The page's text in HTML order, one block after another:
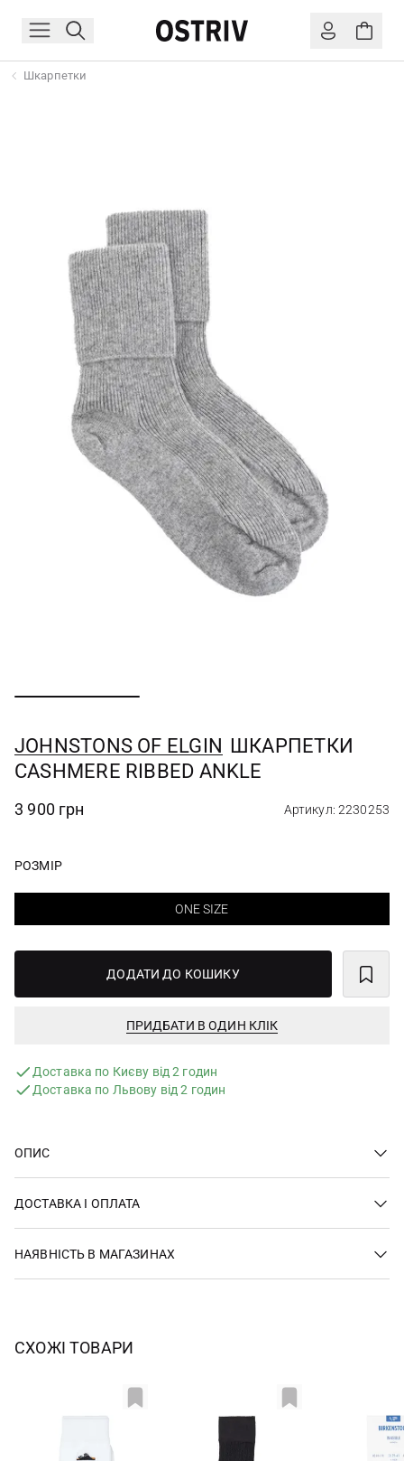
Шкарпетки
JOHNSTONS OF ELGIN ШКАРПЕТКИ
CASHMERE RIBBED ANKLE
3 900 грн Артикул: 2230253
РОЗМІР
ONE SIZE
ДОДАТИ ДО КОШИКУ
ПРИДБАТИ В ОДИН КЛІК
Доставка по Києву від 2 годин
Доставка по Львову від 2 годин
ОПИС
ДОСТАВКА І ОПЛАТА
НАЯВНІСТЬ В МАГАЗИНАХ
СХОЖІ ТОВАРИ